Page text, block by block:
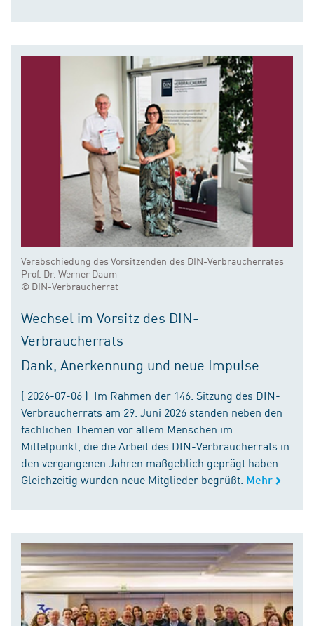
Verabschiedung des Vorsitzenden des DIN-Verbraucherrates
Prof. Dr. Werner Daum
© DIN-Verbraucherrat
Wechsel im Vorsitz des DIN-
Verbraucherrats
Dank, Anerkennung und neue Impulse
( 2026-07-06 ) Im Rahmen der 146. Sitzung des DIN-
Verbraucherrats am 29. Juni 2026 standen neben den
fachlichen Themen vor allem Menschen im
Mittelpunkt, die die Arbeit des DIN-Verbraucherrats in
den vergangenen Jahren maßgeblich geprägt haben.
Gleichzeitig wurden neue Mitglieder begrüßt. Mehr